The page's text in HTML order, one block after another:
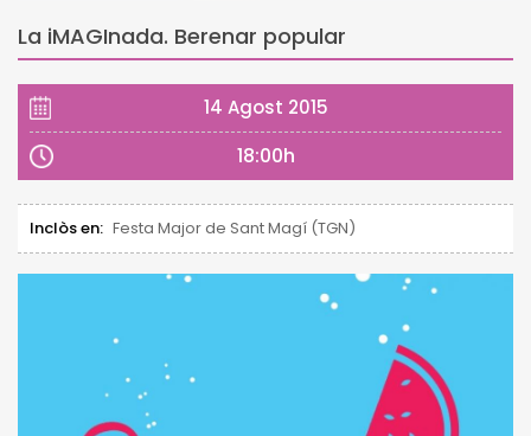
La iMAGInada. Berenar popular
14 Agost 2015
18:00h
Inclòs en: Festa Major de Sant Magí (TGN)